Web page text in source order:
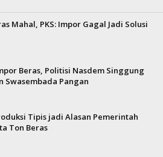
Mahal, PKS: Impor Gagal Jadi Solusi
Beras, Politisi Nasdem Singgung
Swasembada Pangan
Tipis jadi Alasan Pemerintah
Ton Beras